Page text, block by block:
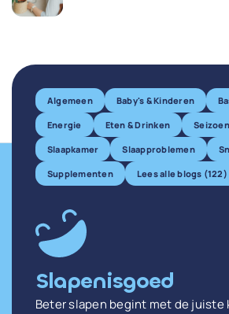
Algemeen Baby's & Kinderen
Energie Eten & Drinken
Slaapkamer Slaapproblemen
Supplementen Lees alle blogs (122)
Slapenisgoed
Beter slapen begint met de juiste